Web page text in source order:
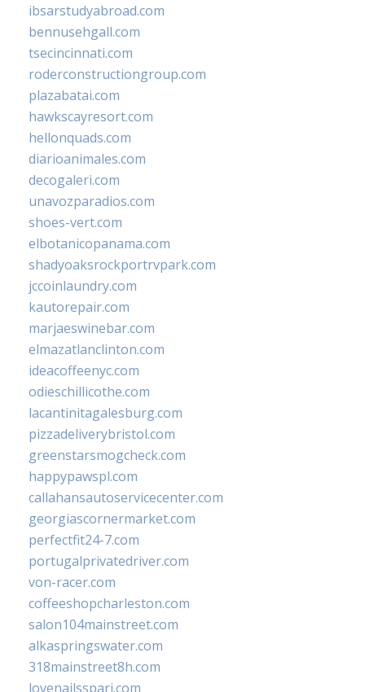
ibsarstudyabroad.com
bennusehgall.com
tsecincinnati.com
roderconstructiongroup.com
plazabatai.com
hawkscayresort.com
hellonquads.com
diarioanimales.com
decogaleri.com
unavozparadios.com
shoes-vert.com
elbotanicopanama.com
shadyoaksrockportrvpark.com
jccoinlaundry.com
kautorepair.com
marjaeswinebar.com
elmazatlanclinton.com
ideacoffeenyc.com
odieschillicothe.com
lacantinitagalesburg.com
pizzadeliverybristol.com
greenstarsmogcheck.com
happypawspl.com
callahansautoservicecenter.com
georgiascornermarket.com
perfectfit24-7.com
portugalprivatedriver.com
von-racer.com
coffeeshopcharleston.com
salon104mainstreet.com
alkaspringswater.com
318mainstreet8h.com
lovenailsspari.com